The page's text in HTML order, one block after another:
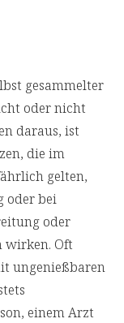
gesammelter
oder nicht
daraus, ist
die im
gelten,
oder bei
oder
wirken. Oft
ungenießbaren
einem Arzt